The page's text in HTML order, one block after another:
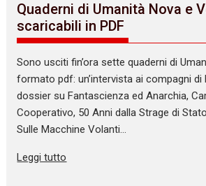
Quaderni di Umanità Nova e
scaricabili in PDF
Sono usciti fin’ora sette quaderni di
formato pdf: un’intervista ai compagni di
dossier su Fantascienza ed Anarchia,
Cooperativo, 50 Anni dalla Strage di
Sulle Macchine Volanti…
Leggi tutto